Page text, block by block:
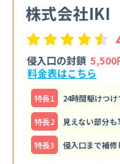
株式会社IKI
侵入口の封鎖 5,500
料金表はこちら
特⻑1 24時間駆けつ
特⻑2 見えない部分
特⻑3 侵入口まで補修